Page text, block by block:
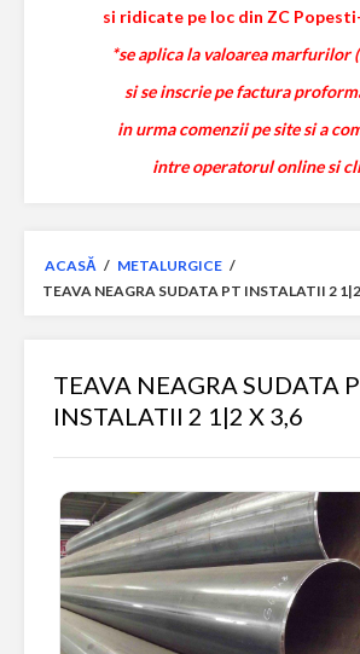
si ridicate pe loc din ZC
*se aplica la valoarea marfurilor
si se inscrie pe factura
in urma comenzii pe site si a
intre operatorul online si
ACASĂ / METALURGICE /
TEAVA NEAGRA SUDATA PT INSTALATII 2
TEAVA NEAGRA SUDATA
INSTALATII 2 1|2 X 3,6